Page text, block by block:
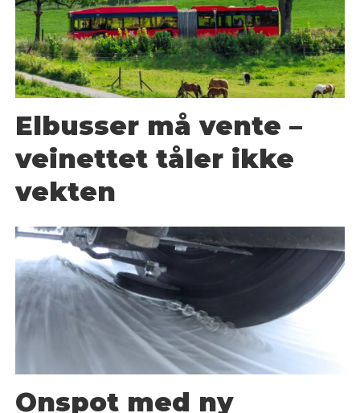
Elbusser må vente –
veinettet tåler ikke
vekten
Onspot med ny